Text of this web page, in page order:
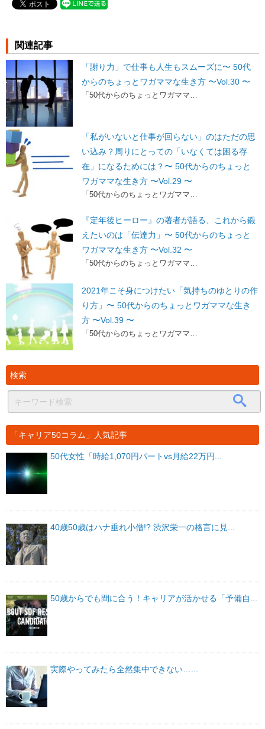
関連記事
「謝り力」で仕事も人生もスムーズに〜 50代
からのちょっとワガママな生き方 〜Vol.30 〜
「50代からのちょっとワガママ…
「私がいないと仕事が回らない」のはただの思
い込み？周りにとっての「いなくては困る存
在」になるためには？〜 50代からのちょっと
ワガママな生き方 〜Vol.29 〜
「50代からのちょっとワガママ…
『定年後ヒーロー』の著者が語る、これから鍛
えたいのは「伝達力」〜 50代からのちょっと
ワガママな生き方 〜Vol.32 〜
「50代からのちょっとワガママ…
2021年こそ身につけたい「気持ちのゆとりの作
り方」〜 50代からのちょっとワガママな生き
方 〜Vol.39 〜
「50代からのちょっとワガママ…
検索
「キャリア50コラム」人気記事
50代女性「時給1,070円パートvs月給22万円...
40歳50歳はハナ垂れ小僧!? 渋沢栄一の格言に見...
50歳からでも間に合う！キャリアが活かせる「予備自...
実際やってみたら全然集中できない…...